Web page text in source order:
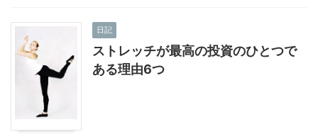
日記
ストレッチが最高の投資のひとつで
ある理由6つ